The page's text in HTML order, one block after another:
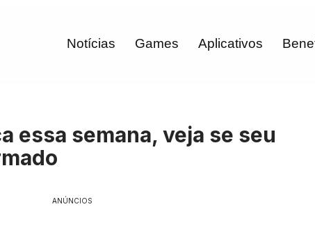
Notícias Games Aplicativos
essa semana, veja se seu
ANÚNCIOS